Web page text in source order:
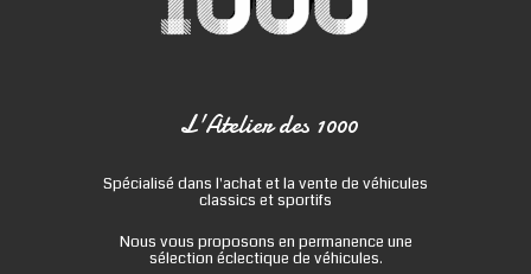
L'Atelier des 1000
Spécialisé dans l'achat et la vente de véhicules
classics et sportifs
Nous vous proposons en permanence une
sélection éclectique de véhicules.